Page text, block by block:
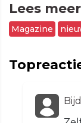
Lees
Magazine